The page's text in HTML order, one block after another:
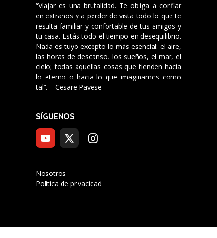
“Viajar es una brutalidad. Te obliga a confiar
en extraños y a perder de vista todo lo que te
resulta familiar y confortable de tus amigos y
tu casa. Estás todo el tiempo en desequilibrio.
Nada es tuyo excepto lo más esencial: el aire,
las horas de descanso, los sueños, el mar, el
cielo; todas aquellas cosas que tienden hacia
lo eterno o hacia lo que imaginamos como
tal”. – Cesare Pavese
SÍGUENOS
Nosotros
Política de privacidad